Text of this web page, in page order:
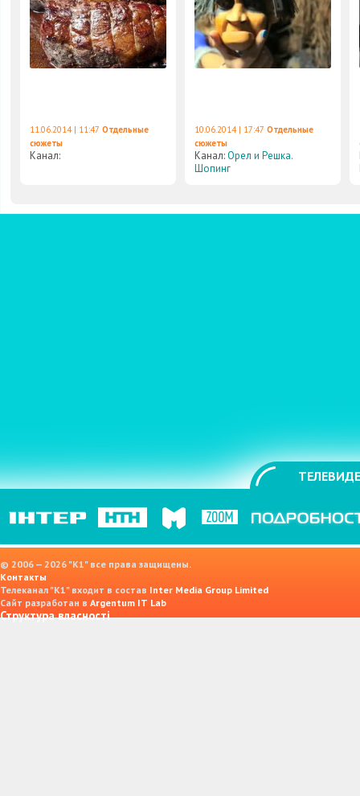
11.06.2014 | 11:47 Отдельные
сюжеты
Канал:
10.06.2014 | 17:47 Отдельные
сюжеты
Канал:Орел и Решка.
Шопинг
© 2006 — 2026 "K1" все права защищены.
Контакты
Телеканал "К1" входит в состав Inter Media Group Limited
Сайт разработан в Argentum IT Lab
Структура власності